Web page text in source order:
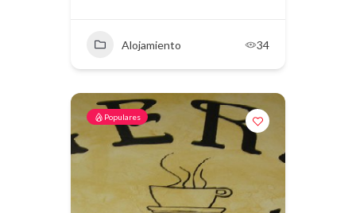
Alojamiento 34
Populares